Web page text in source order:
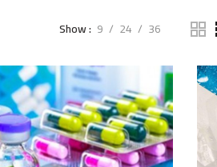
Show 9 24 36